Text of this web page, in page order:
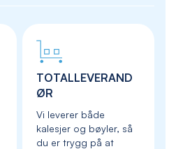
TOTALLEVERAND
ØR
Vi leverer både
kalesjer og bøyler, så
du er trygg på at